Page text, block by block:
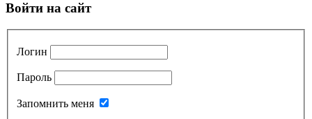
Войти на сайт
Логин
Пароль
Запомнить меня